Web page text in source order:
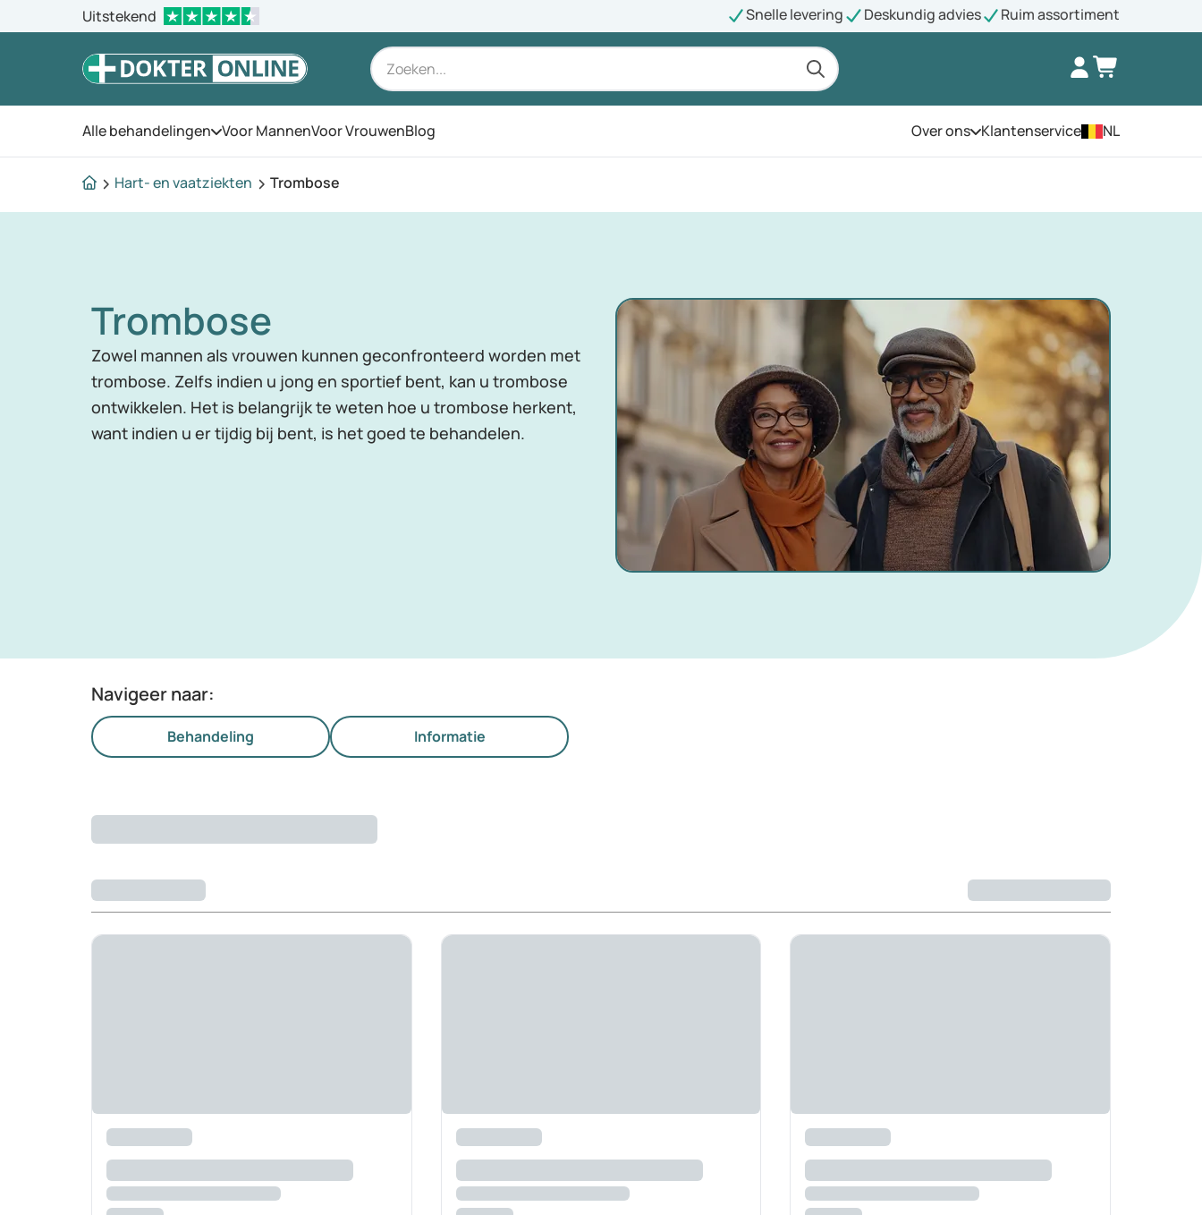
Uitstekend Snelle levering Deskundig advies Ruim assortiment
Alle behandelingen Open het menu
Voor MannenVoor VrouwenBlog Over onsOpen het menu
Klantenservice NL
Hart- en vaatziekten Trombose
Trombose
Zowel mannen als vrouwen kunnen geconfronteerd worden met
trombose. Zelfs indien u jong en sportief bent, kan u trombose
ontwikkelen. Het is belangrijk te weten hoe u trombose herkent,
want indien u er tijdig bij bent, is het goed te behandelen.
Navigeer naar:
Behandeling Informatie